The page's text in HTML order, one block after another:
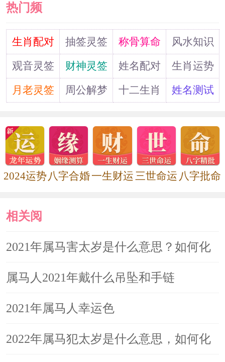
马在2022年犯太岁吗 属马人在虎年
运势分析
2022年属马犯太岁是什么意思，如
何化解
2021年属马害太岁是什么意思？如
何化解
热门频
道生肖配对 抽签灵签 称骨算命
风水知识
观音灵签
财神灵签 姓名配对
生肖运势
月老灵签
周公解梦 十二生肖 姓名测试
2024运势 八字合婚一生财运三世命运 八字批命
相关阅
读
2021年属马害太岁是什么意思？如何化
解
属马人2021年戴什么吊坠和手链
2021年属马人幸运色
2022年属马犯太岁是什么意思，如何化